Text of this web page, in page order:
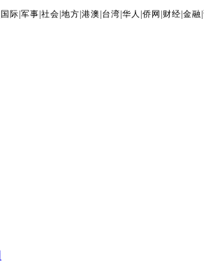
国际 |军事 |社会 |地方 |港澳 台湾 |华人 |侨网 财经 |金融 |